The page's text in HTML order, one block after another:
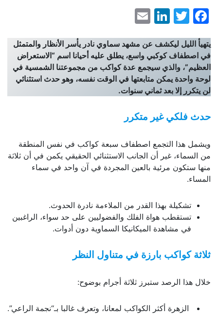
Facebook
Twitter
LinkedIn
يتهيأ الليل ليكشف عن مشهد سماوي نادر يأسر الأنظار والمتمثل
في اصطفاف كوكبي واسع، يطلق عليه أحيانا اسم “الاستعراض
العظيم”، والذي سيجمع عدة كواكب من مجموعتنا الشمسية في
لوحة واحدة يمكن متابعتها في الوقت نفسه، وهو حدث استثنائي
لن يتكرر إلا بعد ثماني سنوات.
حدث فلكي غير متكرر
ويشمل هذا التجمع اصطفاف سبعة كواكب في نفس المنطقة
من السماء، غير أن الجانب الاستثنائي الحقيقي يكمن في أن ثلاثة
منها ستكون مرئية بالعين المجردة في آن واحد في سماء
المساء.
تشكيلة بهذا القدر من الملاءمة نادرة الحدوث.
تستقطب هواة الفلك والفضوليين على حد سواء، الراغبين
في مشاهدة الميكانيكا السماوية دون أدوات.
ثلاثة كواكب بارزة في متناول النظر
خلال هذا الرصد ستبرز ثلاثة أجرام بوضوح:
الزهرة أكثر الكواكب لمعانا، وتعرف غالبا بـ“نجمة الراعي”.